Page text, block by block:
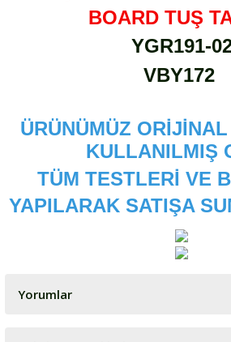
BOARD TUŞ
YGR191-
VBY172
ÜRÜNÜMÜZ
KULLANILMIŞ
TÜM TESTLERİ VE
YAPILARAK SATIŞA
Yorumlar